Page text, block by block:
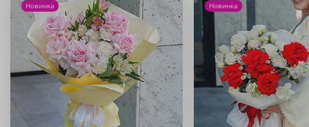
Новинка Новинка